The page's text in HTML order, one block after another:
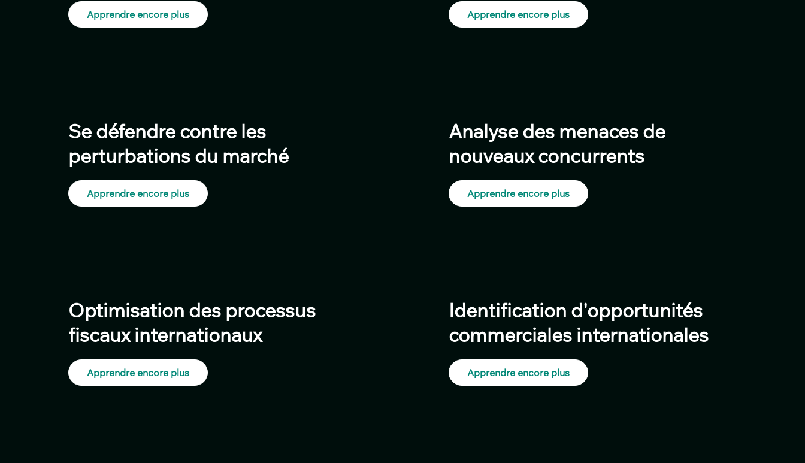
Apprendre encore plus Apprendre encore plus
Se défendre contre les
perturbations du marché
Apprendre encore plus
Analyse des menaces de
nouveaux concurrents
Apprendre encore plus
Optimisation des processus
fiscaux internationaux
Apprendre encore plus
Identification d'opportunités
commerciales internationales
Apprendre encore plus